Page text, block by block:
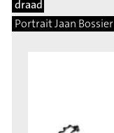
draad
Portrait Jaan Bossier